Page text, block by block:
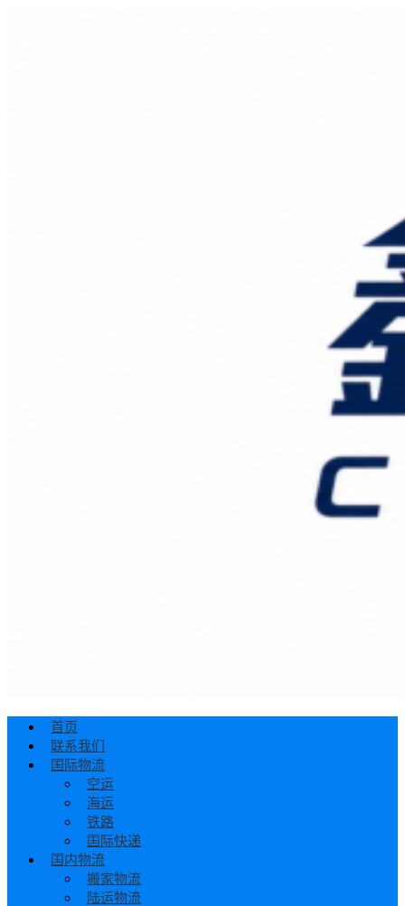
首页
联系我们
国际物流
空运
海运
铁路
国际快递
国内物流
搬家物流
陆运物流